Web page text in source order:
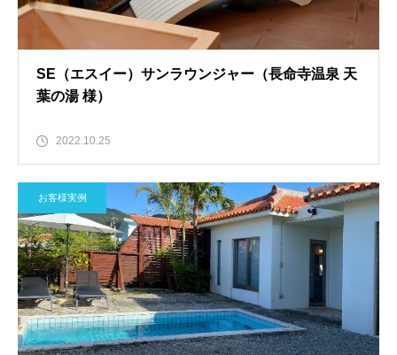
SE（エスイー）サンラウンジャー（長命寺温泉 天
葉の湯 様）
2022.10.25
お客様実例